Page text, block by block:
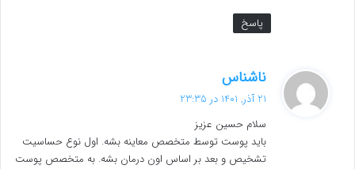
پاسخ
ناشناس
:
21 آذر, 1401 در 23:35
سلام حسین عزیز
باید پوست توسط متخصص معاینه بشه. اول نوع حساسیت
تشخیص و بعد بر اساس اون درمان بشه. به متخصص پوست